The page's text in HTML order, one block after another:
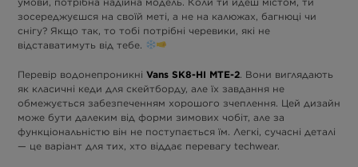
зосереджуєшся на своїй меті, а не на калюжах, багнюці чи
снігу? Якщо так, то тобі потрібні черевики, які не
відставатимуть від тебе.
Перевір водонепроникні Vans SK8-HI MTE-2. Вони виглядають
як класичні кеди для скейтборду, але їх завдання не
обмежується забезпеченням хорошого зчеплення. Цей дизайн
може бути далеким від форми зимових чобіт, але за
функціональністю він не поступається їм. Легкі, сучасні деталі
— це варіант для тих, хто віддає перевагу techwear.